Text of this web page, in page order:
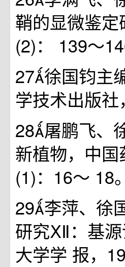
鞘的显微鉴
(2)： 139～
27徐国钧主
学技术出版社
28屠鹏飞、
新植物，中
(1)：16～ 18。
29李萍、徐
研究ⅩⅡ：基
大学学 报，